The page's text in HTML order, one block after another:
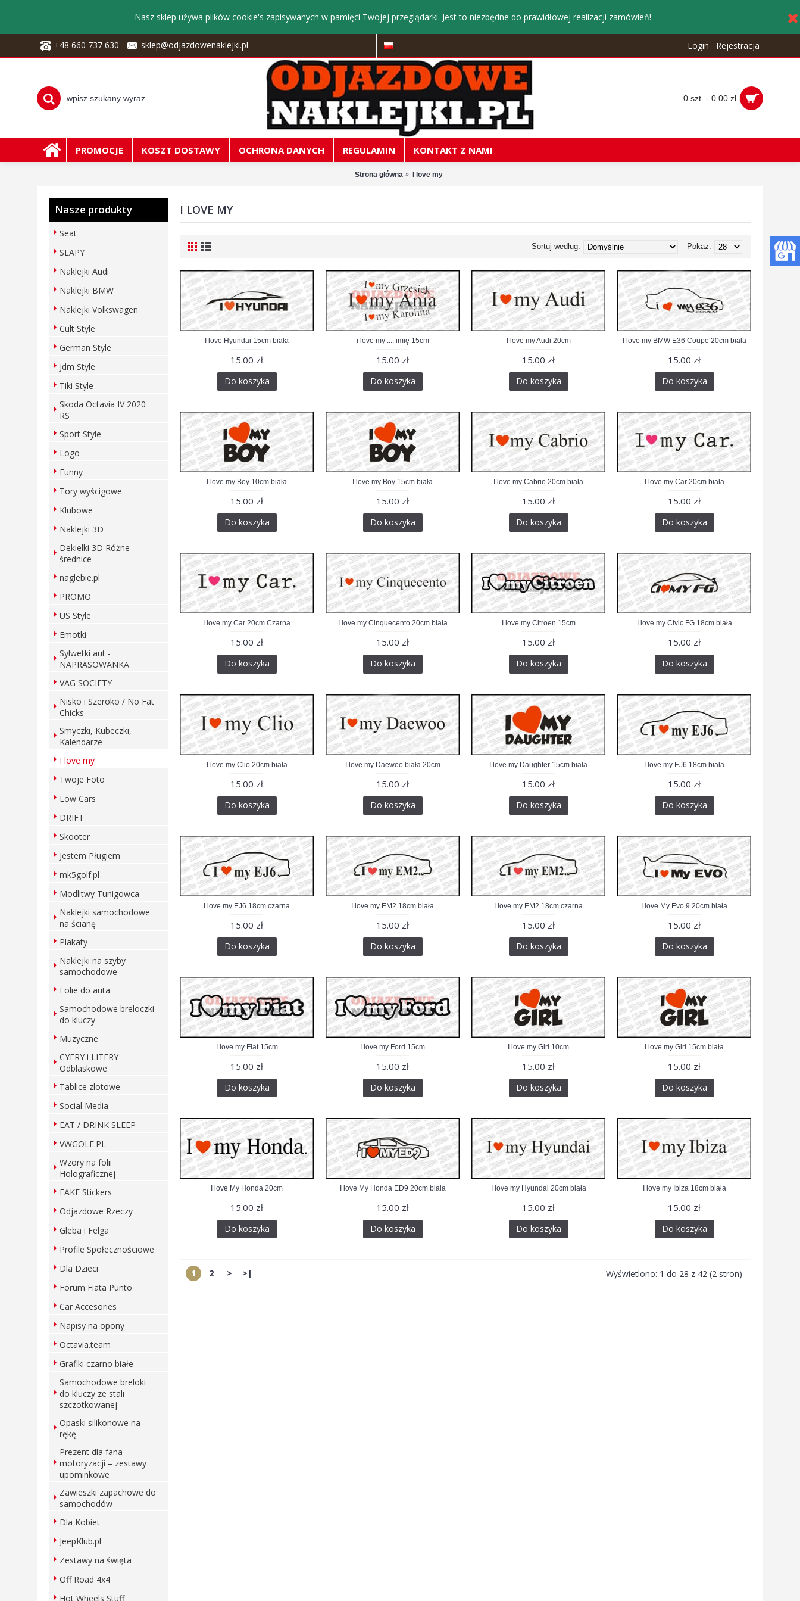
Nasz sklep używa plików cookie's zapisywanych w pamięci Twojej przeglądarki. Jest to niezbędne do prawidłowej realizacji zamówień!
+48 660 737 630 sklep@odjazdowenaklejki.pl Login Rejestracja
0 szt. - 0.00 zł
PROMOCJE KOSZT DOSTAWY OCHRONA DANYCH REGULAMIN KONTAKT Z NAMI
Strona główna I love my
Nasze produkty
Seat
SLAPY
Naklejki Audi
Naklejki BMW
Naklejki Volkswagen
Cult Style
German Style
Jdm Style
Tiki Style
Skoda Octavia IV 2020
RS
Sport Style
Logo
Funny
Tory wyścigowe
Klubowe
Naklejki 3D
Dekielki 3D Różne
średnice
naglebie.pl
PROMO
US Style
Emotki
Sylwetki aut -
NAPRASOWANKA
VAG SOCIETY
Nisko i Szeroko / No Fat
Chicks
Smyczki, Kubeczki,
Kalendarze
I love my
Twoje Foto
Low Cars
DRIFT
Skooter
Jestem Pługiem
mk5golf.pl
Modlitwy Tunigowca
Naklejki samochodowe
na ścianę
Plakaty
Naklejki na szyby
samochodowe
Folie do auta
Samochodowe breloczki
do kluczy
Muzyczne
CYFRY i LITERY
Odblaskowe
Tablice zlotowe
Social Media
EAT / DRINK SLEEP
VWGOLF.PL
Wzory na folii
Holograficznej
FAKE Stickers
Odjazdowe Rzeczy
Gleba i Felga
Profile Społecznościowe
Dla Dzieci
Forum Fiata Punto
Car Accesories
Napisy na opony
Octavia.team
Grafiki czarno białe
Samochodowe breloki
do kluczy ze stali
szczotkowanej
Opaski silikonowe na
rękę
Prezent dla fana
motoryzacji – zestawy
upominkowe
Zawieszki zapachowe do
samochodów
Dla Kobiet
JeepKlub.pl
Zestawy na święta
Off Road 4x4
Hot Wheels Stuff
I LOVE MY
Pokaż:
Sortuj według:
I love Hyundai 15cm biała
15.00 zł
Do koszyka
i love my .... imię 15cm
15.00 zł
Do koszyka
I love my Audi 20cm
15.00 zł
Do koszyka
I love my BMW E36 Coupe 20cm biała
15.00 zł
Do koszyka
I love my Boy 10cm biała
15.00 zł
Do koszyka
I love my Boy 15cm biała
15.00 zł
Do koszyka
I love my Cabrio 20cm biała
15.00 zł
Do koszyka
I love my Car 20cm biała
15.00 zł
Do koszyka
I love my Car 20cm Czarna
15.00 zł
Do koszyka
I love my Cinquecento 20cm biała
15.00 zł
Do koszyka
I love my Citroen 15cm
15.00 zł
Do koszyka
I love my Civic FG 18cm biała
15.00 zł
Do koszyka
I love my Clio 20cm biała
15.00 zł
Do koszyka
I love my Daewoo biała 20cm
15.00 zł
Do koszyka
I love my Daughter 15cm biała
15.00 zł
Do koszyka
I love my EJ6 18cm biała
15.00 zł
Do koszyka
I love my EJ6 18cm czarna
15.00 zł
Do koszyka
I love my EM2 18cm biała
15.00 zł
Do koszyka
I love my EM2 18cm czarna
15.00 zł
Do koszyka
I love My Evo 9 20cm biała
15.00 zł
Do koszyka
I love my Fiat 15cm
15.00 zł
Do koszyka
I love my Ford 15cm
15.00 zł
Do koszyka
I love my Girl 10cm
15.00 zł
Do koszyka
I love my Girl 15cm biała
15.00 zł
Do koszyka
I love My Honda 20cm
15.00 zł
Do koszyka
I love My Honda ED9 20cm biała
15.00 zł
Do koszyka
I love my Hyundai 20cm biała
15.00 zł
Do koszyka
I love my Ibiza 18cm biała
15.00 zł
Do koszyka
1 2 > >| Wyświetlono: 1 do 28 z 42 (2 stron)